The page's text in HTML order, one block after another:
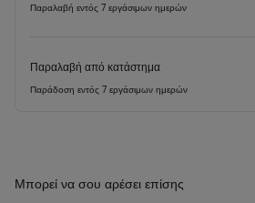
Παραλαβή εντός 7 εργάσιμων ημερών
Παραλαβή από κατάστημα
Παράδοση εντός 7 εργάσιμων ημερών
Μπορεί να σου αρέσει επίσης